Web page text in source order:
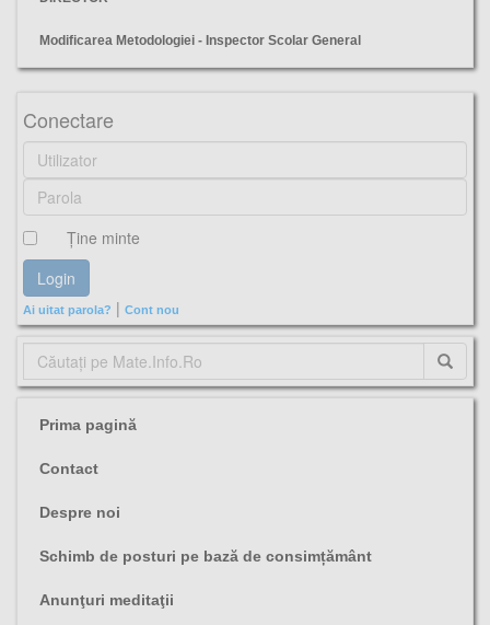
Modificarea Metodologiei - Inspector Scolar General
Conectare
Ţine minte
Ai uitat parola? | Cont nou
Prima pagină
Contact
Despre noi
Schimb de posturi pe bază de consimțământ
Anunţuri meditaţii